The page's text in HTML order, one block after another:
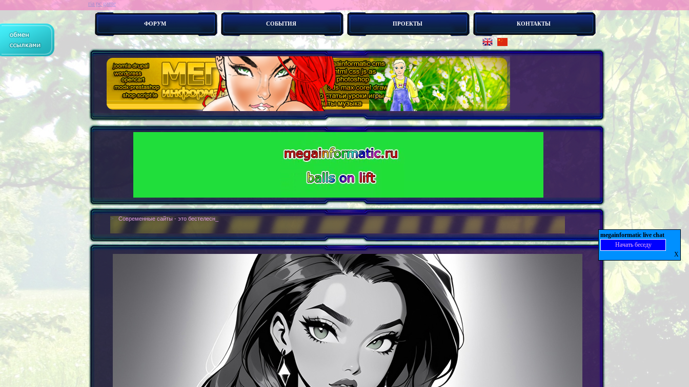
ФОРУМ СОБЫТИЯ ПРОЕКТЫ КОНТАКТЫ
ria pc game
> : Современные сайты - это бестелесные роботы. Новые концепии создания сайтов - дескриптивно-субтр_
megainformatic live chat
Начать беседу
X